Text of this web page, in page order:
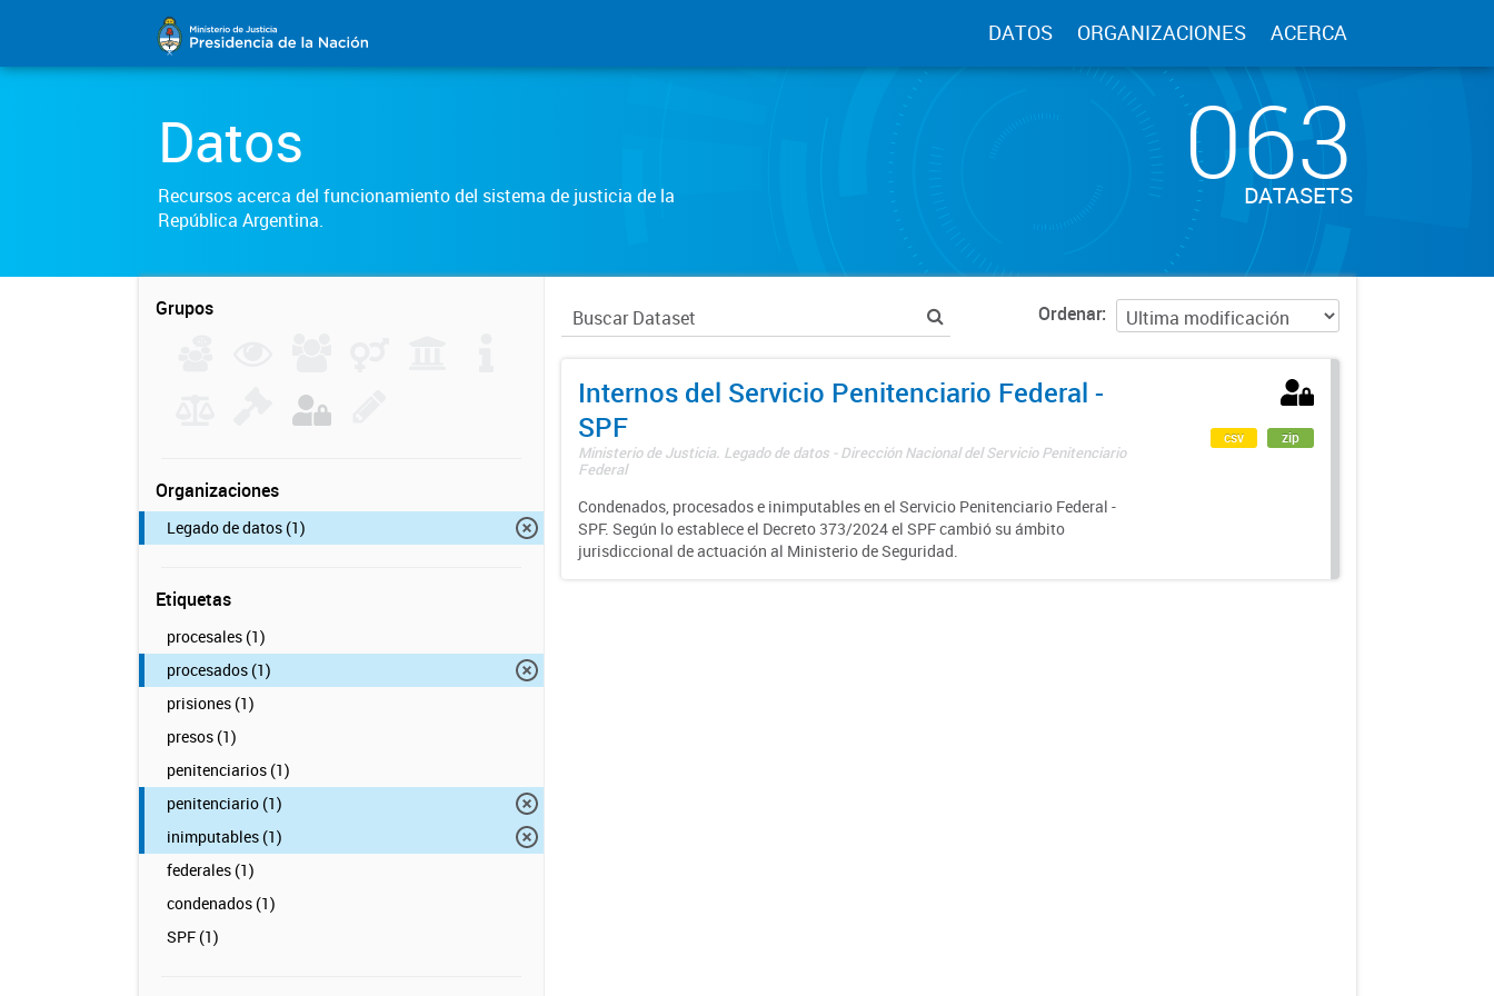
DATOS ORGANIZACIONES ACERCA
Datos
Recursos acerca del funcionamiento del sistema de justicia de la
República Argentina.
063
DATASETS
Grupos
Organizaciones
Legado de datos (1)
Etiquetas
procesales (1)
procesados (1)
prisiones (1)
presos (1)
penitenciarios (1)
penitenciario (1)
inimputables (1)
federales (1)
condenados (1)
SPF (1)
Ordenar
Internos del Servicio Penitenciario Federal -
SPF
Ministerio de Justicia. Legado de datos - Dirección Nacional del Servicio Penitenciario
Federal
Condenados, procesados e inimputables en el Servicio Penitenciario Federal -
SPF. Según lo establece el Decreto 373/2024 el SPF cambió su ámbito
jurisdiccional de actuación al Ministerio de Seguridad.
csv zip